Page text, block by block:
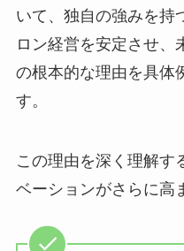
いて、独自の強みを持
ロン経営を安定させ、
の根本的な理由を具体
す。
この理由を深く理解す
ベーションがさらに高